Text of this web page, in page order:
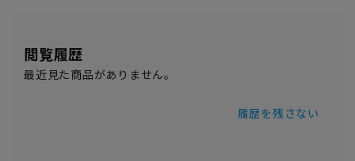
閲覧履歴
最近見た商品がありません。
履歴を残さない